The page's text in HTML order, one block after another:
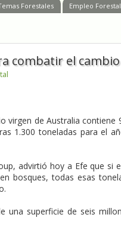
Forestales Empleo
combatir el
virgen de Australia
1.300 toneladas para el
advirtió hoy a Efe que si
bosques, todas esas
una superficie de seis